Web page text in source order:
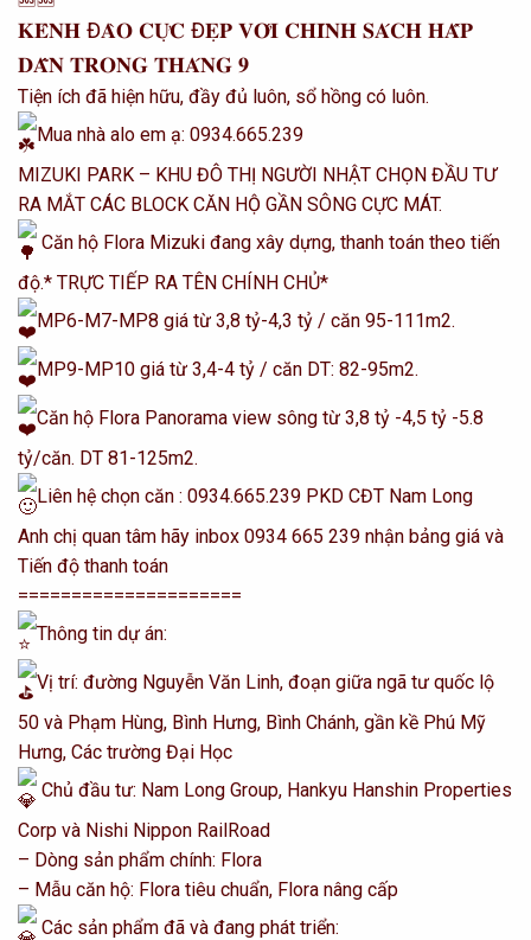
𝐊𝐄̂𝐍𝐇 Đ𝐀̀𝐎 𝐂𝐔̛̣𝐂 Đ𝐄̣𝐏 𝐕𝐎̛́𝐈 𝐂𝐇𝐈́𝐍𝐇 𝐒𝐀́𝐂𝐇 𝐇𝐀̂́𝐏
𝐃𝐀̂̃𝐍 𝐓𝐑𝐎𝐍𝐆 𝐓𝐇𝐀́𝐍𝐆 𝟗
Tiện ích đã hiện hữu, đầy đủ luôn, sổ hồng có luôn.
Mua nhà alo em ạ: 0934.665.239
MIZUKI PARK – KHU ĐÔ THỊ NGƯỜI NHẬT CHỌN ĐẦU TƯ
RA MẮT CÁC BLOCK CĂN HỘ GẦN SÔNG CỰC MÁT.
Căn hộ Flora Mizuki đang xây dựng, thanh toán theo tiến
độ.* TRỰC TIẾP RA TÊN CHÍNH CHỦ*
MP6-M7-MP8 giá từ 3,8 tỷ-4,3 tỷ / căn 95-111m2.
MP9-MP10 giá từ 3,4-4 tỷ / căn DT: 82-95m2.
Căn hộ Flora Panorama view sông từ 3,8 tỷ -4,5 tỷ -5.8
tỷ/căn. DT 81-125m2.
Liên hệ chọn căn : 0934.665.239 PKD CĐT Nam Long
Anh chị quan tâm hãy inbox 0934 665 239 nhận bảng giá và
Tiến độ thanh toán
=====================
Thông tin dự án:
Vị trí: đường Nguyễn Văn Linh, đoạn giữa ngã tư quốc lộ
50 và Phạm Hùng, Bình Hưng, Bình Chánh, gần kề Phú Mỹ
Hưng, Các trường Đại Học
Chủ đầu tư: Nam Long Group, Hankyu Hanshin Properties
Corp và Nishi Nippon RailRoad
– Dòng sản phẩm chính: Flora
– Mẫu căn hộ: Flora tiêu chuẩn, Flora nâng cấp
Các sản phẩm đã và đang phát triển: